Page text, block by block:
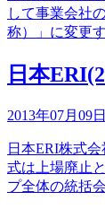
して事業会社
称）」に変更
日本
2013年07月09日
日本ERI株式
式は上場廃止
プ全体の統括